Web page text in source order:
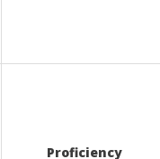
Proficiency